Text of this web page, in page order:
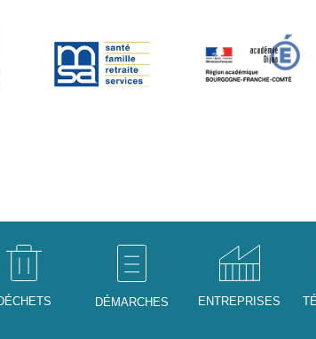
DÉMARCHES ENTREPRISES